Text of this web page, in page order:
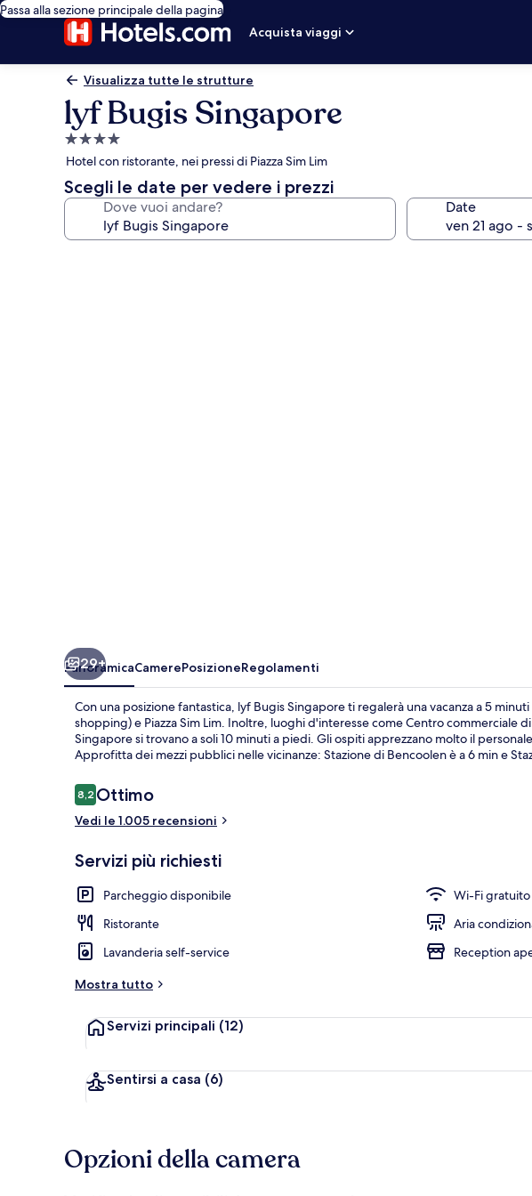
Passa alla sezione principale della pagina
Acquista viaggi
Visualizza tutte le strutture
lyf Bugis Singapore
Struttura
a
4.0
stelle
Hotel con ristorante, nei pressi di Piazza Sim Lim
Scegli le date per vedere i prezzi
Dove vuoi andare? Date
29+
PanoramicaCamerePosizioneRegolamenti
Con una posizione fantastica, lyf Bugis Singapore ti regalerà una vacanza a 5
shopping) e Piazza Sim Lim. Inoltre, luoghi d'interesse come Centro commerciale
Singapore si trovano a soli 10 minuti a piedi. Gli ospiti apprezzano molto il
Approfitta dei mezzi pubblici nelle vicinanze: Stazione di Bencoolen è a 6 min e
Recensioni
8,28,2 su 10
Ottimo
Vedi le 1.005 recensioni
Servizi più richiesti
Parcheggio disponibile
Wi-Fi gratuito
Ristorante
Aria
Lavanderia self-service
Reception
Mostra tutto
Servizi principali (12)
Sentirsi a casa (6)
Opzioni della camera